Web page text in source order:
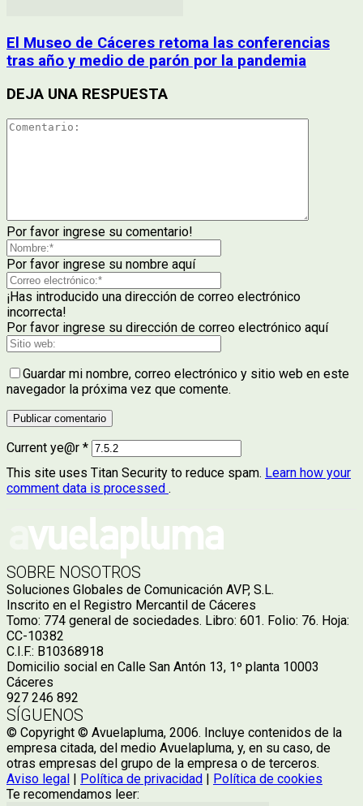
El Museo de Cáceres retoma las conferencias
tras año y medio de parón por la pandemia
DEJA UNA RESPUESTA
Por favor ingrese su comentario!
Por favor ingrese su nombre aquí
¡Has introducido una dirección de correo electrónico
incorrecta!
Por favor ingrese su dirección de correo electrónico aquí
Guardar mi nombre, correo electrónico y sitio web en este
navegador la próxima vez que comente.
Current ye@r *
This site uses Titan Security to reduce spam. Learn how your
comment data is processed .
SOBRE NOSOTROS
Soluciones Globales de Comunicación AVP, S.L.
Inscrito en el Registro Mercantil de Cáceres
Tomo: 774 general de sociedades. Libro: 601. Folio: 76. Hoja:
CC-10382
C.I.F.: B10368918
Domicilio social en Calle San Antón 13, 1º planta 10003
Cáceres
927 246 892
SÍGUENOS
© Copyright © Avuelapluma, 2006. Incluye contenidos de la
empresa citada, del medio Avuelapluma, y, en su caso, de
otras empresas del grupo de la empresa o de terceros.
Aviso legal | Política de privacidad | Política de cookies
Te recomendamos leer: